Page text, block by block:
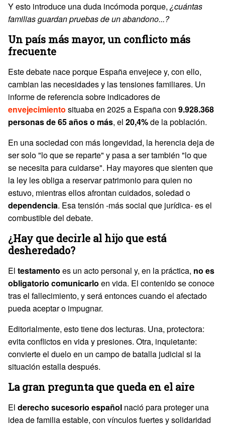
Y esto introduce una duda incómoda porque, ¿cuántas
familias guardan pruebas de un abandono...?
Un país más mayor, un conflicto más
frecuente
Este debate nace porque España envejece y, con ello,
cambian las necesidades y las tensiones familiares. Un
informe de referencia sobre indicadores de
envejecimiento situaba en 2025 a España con 9.928.368
personas de 65 años o más, el 20,4%de la población.
En una sociedad con más longevidad, la herencia deja de
ser solo "lo que se reparte" y pasa a ser también "lo que
se necesita para cuidarse". Hay mayores que sienten que
la ley les obliga a reservar patrimonio para quien no
estuvo, mientras ellos afrontan cuidados, soledad o
dependencia. Esa tensión -más social que jurídica- es el
combustible del debate.
¿Hay que decirle al hijo que está
desheredado?
El testamento es un acto personal y, en la práctica, no es
obligatorio comunicarlo en vida. El contenido se conoce
tras el fallecimiento, y será entonces cuando el afectado
pueda aceptar o impugnar.
Editorialmente, esto tiene dos lecturas. Una, protectora:
evita conflictos en vida y presiones. Otra, inquietante:
convierte el duelo en un campo de batalla judicial si la
situación estalla después.
La gran pregunta que queda en el aire
El derecho sucesorio español nació para proteger una
idea de familia estable, con vínculos fuertes y solidaridad